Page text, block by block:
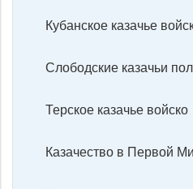
Кубанское казачье
Слободские казачьи
Терское казачье войско
Казачество в Первой